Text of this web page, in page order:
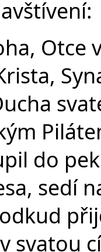
do
sedí
svatou